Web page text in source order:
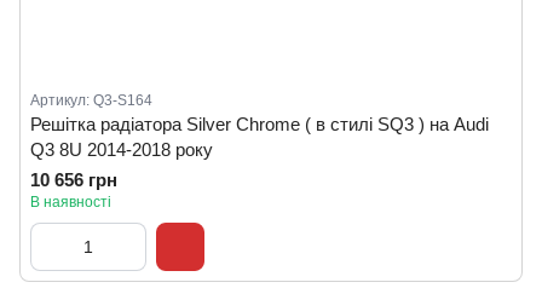
Артикул: Q3-S164
Решітка радіатора Silver Chrome ( в стилі SQ3 ) на Audi
Q3 8U 2014-2018 року
10 656 грн
В наявності